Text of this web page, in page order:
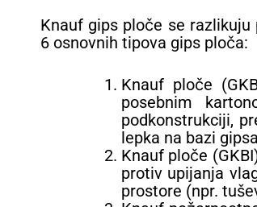
Knauf gips ploče se
6 osnovnih tipova gips ploča:
Knauf ploče
posebnim
podkonstrukciji,
lepka na bazi
Knauf ploče
protiv upijanja
prostore (npr.